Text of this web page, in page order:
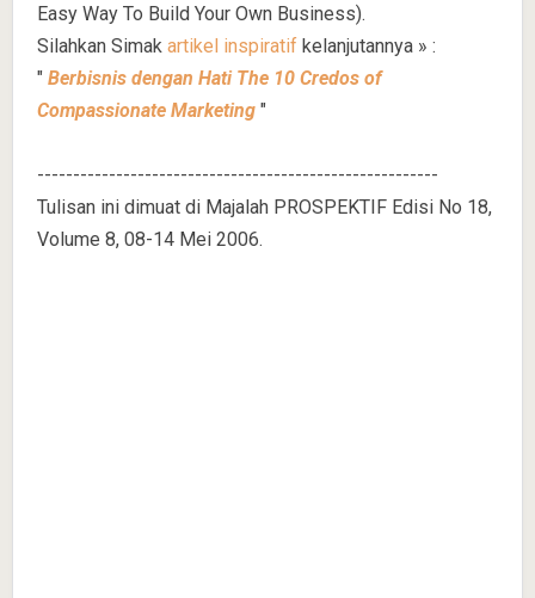
Easy Way To Build Your Own Business).
Silahkan Simak artikel inspiratif kelanjutannya » :
" Berbisnis dengan Hati The 10 Credos of
Compassionate Marketing "
--------------------------------------------------------
Tulisan ini dimuat di Majalah PROSPEKTIF Edisi No 18,
Volume 8, 08-14 Mei 2006.